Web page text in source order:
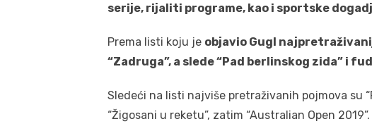
serije, rijaliti programe, kao i sportske
Prema listi koju je objavio Gugl
“Zadruga”, a slede “Pad berlinskog zida” i
Sledeći na listi najviše pretraživanih pojmova su
“Žigosani u reketu”, zatim “Australian Open 2019”.